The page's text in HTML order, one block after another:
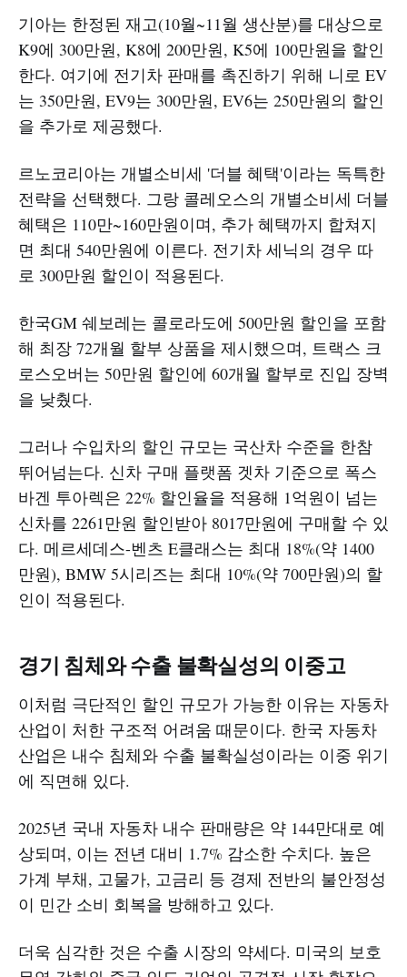
기아는 한정된 재고(10월~11월 생산분)를 대상으로
K9에 300만원, K8에 200만원, K5에 100만원을 할인
한다. 여기에 전기차 판매를 촉진하기 위해 니로 EV
는 350만원, EV9는 300만원, EV6는 250만원의 할인
을 추가로 제공했다.
르노코리아는 개별소비세 '더블 혜택'이라는 독특한
전략을 선택했다. 그랑 콜레오스의 개별소비세 더블
혜택은 110만~160만원이며, 추가 혜택까지 합쳐지
면 최대 540만원에 이른다. 전기차 세닉의 경우 따
로 300만원 할인이 적용된다.
한국GM 쉐보레는 콜로라도에 500만원 할인을 포함
해 최장 72개월 할부 상품을 제시했으며, 트랙스 크
로스오버는 50만원 할인에 60개월 할부로 진입 장벽
을 낮췄다.
그러나 수입차의 할인 규모는 국산차 수준을 한참
뛰어넘는다. 신차 구매 플랫폼 겟차 기준으로 폭스
바겐 투아렉은 22% 할인율을 적용해 1억원이 넘는
신차를 2261만원 할인받아 8017만원에 구매할 수 있
다. 메르세데스-벤츠 E클래스는 최대 18%(약 1400
만원), BMW 5시리즈는 최대 10%(약 700만원)의 할
인이 적용된다.
경기 침체와 수출 불확실성의 이중고
이처럼 극단적인 할인 규모가 가능한 이유는 자동차
산업이 처한 구조적 어려움 때문이다. 한국 자동차
산업은 내수 침체와 수출 불확실성이라는 이중 위기
에 직면해 있다.
2025년 국내 자동차 내수 판매량은 약 144만대로 예
상되며, 이는 전년 대비 1.7% 감소한 수치다. 높은
가계 부채, 고물가, 고금리 등 경제 전반의 불안정성
이 민간 소비 회복을 방해하고 있다.
더욱 심각한 것은 수출 시장의 약세다. 미국의 보호